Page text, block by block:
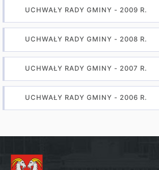
UCHWAŁY RADY GMINY - 2009 R.
UCHWAŁY RADY GMINY - 2008 R.
UCHWAŁY RADY GMINY - 2007 R.
UCHWAŁY RADY GMINY - 2006 R.